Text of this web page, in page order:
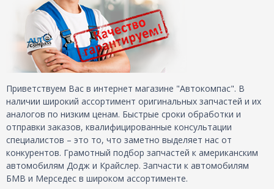
Приветствуем Вас в интернет магазине "Автокомпас". В
наличии широкий ассортимент оригинальных запчастей и их
аналогов по низким ценам. Быстрые сроки обработки и
отправки заказов, квалифицированные консультации
специалистов – это то, что заметно выделяет нас от
конкурентов. Грамотный подбор запчастей к американским
автомобилям Додж и Крайслер. Запчасти к автомобилям
БМВ и Мерседес в широком ассортименте.